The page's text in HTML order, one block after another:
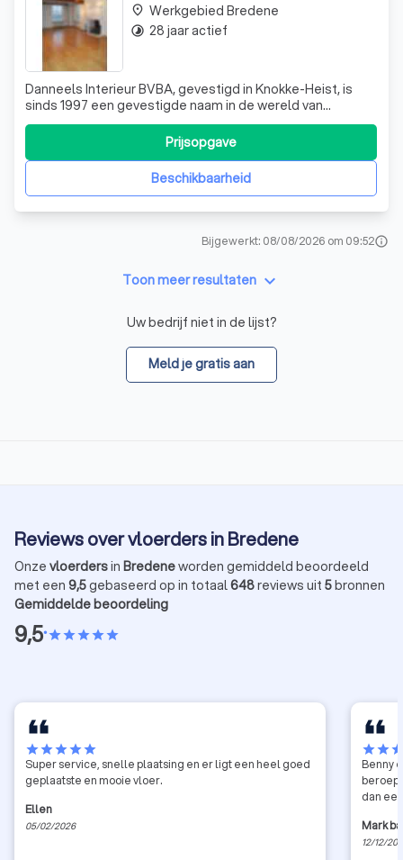
Danneels Interieur BVBA, gevestigd in Knokke-Heist, is
sinds 1997 een gevestigde naam in de wereld van
interieurinrichting en timmer- en schrijnwerken. Onder
leiding van oprichter en zaakvoerder Stefaan Danneels,
streven we ernaar om elke klant tevreden te stellen met
een perfecte afwerking. Stefaan
Beschikbaarheid
Prijsopgave
place Werkgebied Bredene
timelapse 28 jaar actief
Bijgewerkt: 08/08/2026 om 09:52info
Toon meer resultaten keyboard_arrow_down
Uw bedrijf niet in de lijst?
Meld je gratis aan
Reviews over vloerders in Bredene
Onze vloerdersin Bredeneworden gemiddeld beoordeeld
met een 9,5gebaseerd op in totaal648reviews uit 5bronnen
Gemiddelde beoordeling
9,5•starstarstarstarstar
starstarstarstarstar
Super service, snelle plaatsing en er ligt een heel goed
geplaatste en mooie vloer.
Ellen
05/02/2026
starstar
Benny
dan een
Mark
12/12/